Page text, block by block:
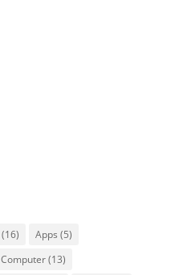
(16) Apps (5)
Computer(13)